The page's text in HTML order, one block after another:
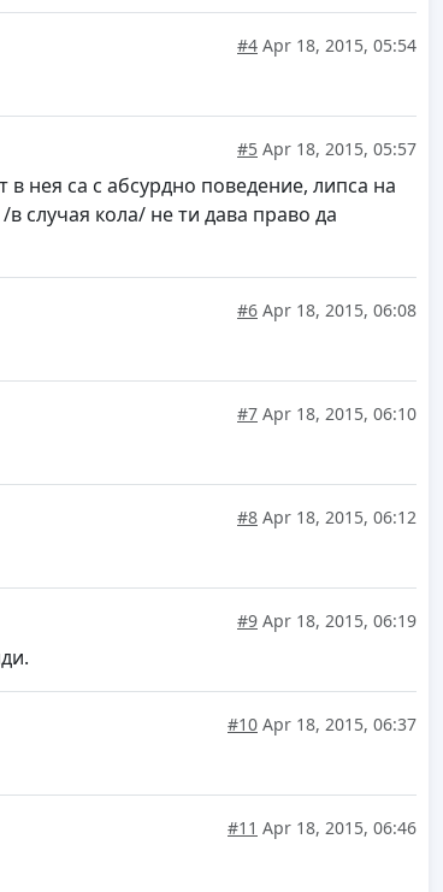
#4 Apr 18, 2015, 05:54
#5 Apr 18, 2015, 05:57
нея са с абсурдно поведение, липса на
случая кола/ не ти дава право да
#6 Apr 18, 2015, 06:08
#7 Apr 18, 2015, 06:10
#8 Apr 18, 2015, 06:12
#9 Apr 18, 2015, 06:19
#10 Apr 18, 2015, 06:37
#11 Apr 18, 2015, 06:46